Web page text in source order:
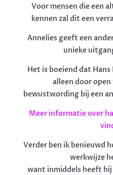
Voor mensen die een
kennen zal dit een
Annelies geeft een
unieke
Het is boeiend dat
alleen door
bewustwording bij een
Meer informatie over
Verder ben ik benieuwd
werkwijze
want inmiddels heeft hij